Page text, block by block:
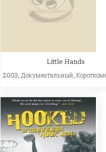
Little Hands
2003, Документальный ,